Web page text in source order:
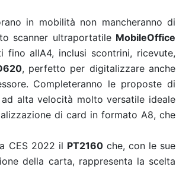
in mobilità non mancheranno di
scanner ultraportatile MobileOffice
allA4, inclusi scontrini, ricevute,
, perfetto per digitalizzare anche
Completeranno le proposte di
alta velocità molto versatile ideale
di card in formato A8, che
CES 2022 il PT2160che, con le sue
della carta, rappresenta la scelta